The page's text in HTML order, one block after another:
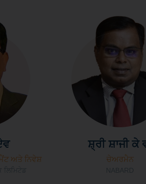
ਅਤੇ ਨਿਵੇਸ਼
ਸ਼੍ਰੀ ਸ਼ਾਜੀ ਕੇ
ਚੇਅਰਮੈਨ